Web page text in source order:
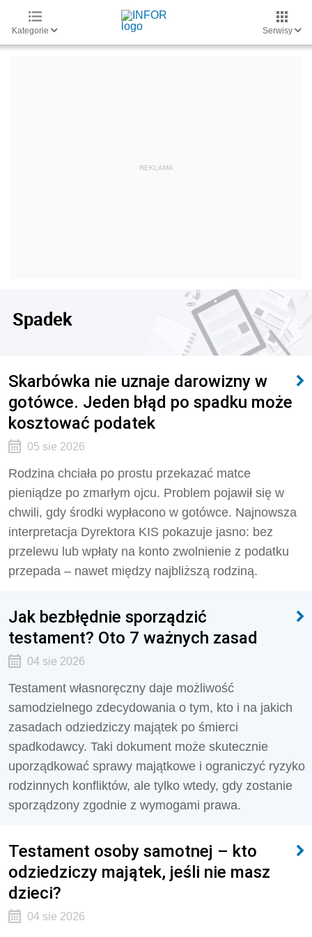
Kategorie Serwisy
Spadek
Skarbówka nie uznaje darowizny w
gotówce. Jeden błąd po spadku może
kosztować podatek
05 sie 2026
Rodzina chciała po prostu przekazać matce
pieniądze po zmarłym ojcu. Problem pojawił się w
chwili, gdy środki wypłacono w gotówce. Najnowsza
interpretacja Dyrektora KIS pokazuje jasno: bez
przelewu lub wpłaty na konto zwolnienie z podatku
przepada – nawet między najbliższą rodziną.
Jak bezbłędnie sporządzić
testament? Oto 7 ważnych zasad
04 sie 2026
Testament własnoręczny daje możliwość
samodzielnego zdecydowania o tym, kto i na jakich
zasadach odziedziczy majątek po śmierci
spadkodawcy. Taki dokument może skutecznie
uporządkować sprawy majątkowe i ograniczyć ryzyko
rodzinnych konfliktów, ale tylko wtedy, gdy zostanie
sporządzony zgodnie z wymogami prawa.
Testament osoby samotnej – kto
odziedziczy majątek, jeśli nie masz
dzieci?
04 sie 2026